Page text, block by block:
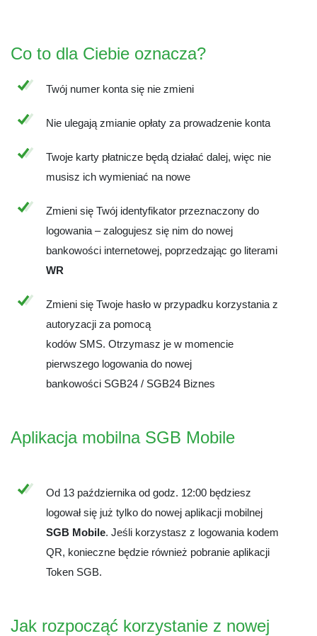
Co to dla Ciebie oznacza?
Twój numer konta się nie zmieni
Nie ulegają zmianie opłaty za prowadzenie konta
Twoje karty płatnicze będą działać dalej, więc nie
musisz ich wymieniać na nowe
Zmieni się Twój identyfikator przeznaczony do
logowania – zalogujesz się nim do nowej
bankowości internetowej, poprzedzając go literami
WR
Zmieni się Twoje hasło w przypadku korzystania z
autoryzacji za pomocą
kodów SMS. Otrzymasz je w momencie
pierwszego logowania do nowej
bankowości SGB24 / SGB24 Biznes
Aplikacja mobilna SGB Mobile
Od 13 października od godz. 12:00 będziesz
logował się już tylko do nowej aplikacji mobilnej
SGB Mobile. Jeśli korzystasz z logowania kodem
QR, konieczne będzie również pobranie aplikacji
Token SGB.
Jak rozpocząć korzystanie z nowej